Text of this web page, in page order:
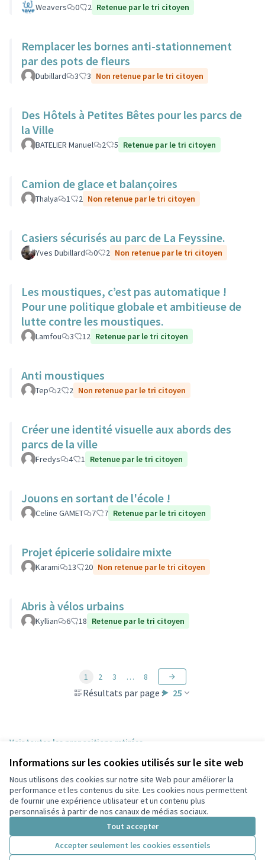
Informations sur les cookies utilisés sur le site web
Nous utilisons des cookies sur notre site Web pour améliorer la
performance et les contenus du site. Les cookies nous permettent
de fournir une expérience utilisateur et un contenu plus
personnalisés à partir de nos canaux de médias sociaux.
Tout accepter
Accepter seulement les cookies essentiels
Weavers 0 2 Retenue par le tri citoyen
Remplacer les bornes anti-stationnement
par des pots de fleurs
Dubillard 3 3 Non retenue par le tri citoyen
Des Hôtels à Petites Bêtes pour les parcs de
la Ville
BATELIER Manuel 2 5 Retenue par le tri citoyen
Camion de glace et balançoires
Thalya 1 2 Non retenue par le tri citoyen
Casiers sécurisés au parc de La Feyssine.
Yves Dubillard 0 2 Non retenue par le tri citoyen
Les moustiques, c’est pas automatique !
Pour une politique globale et ambitieuse de
lutte contre les moustiques.
Lamfou 3 12 Retenue par le tri citoyen
Anti moustiques
Tep 2 2 Non retenue par le tri citoyen
Créer une identité visuelle aux abords des
parcs de la ville
Fredys 4 1 Retenue par le tri citoyen
Jouons en sortant de l'école !
Celine GAMET 7 7 Retenue par le tri citoyen
Projet épicerie solidaire mixte
Karami 13 20 Non retenue par le tri citoyen
Abris à vélos urbains
Kyllian 6 18 Retenue par le tri citoyen
Résultats par page : 25
1 2 3 … 8
Voir toutes les propositions retirées
Conditions d'utilisation
Paramètres des cookies
Participez Villeurbanne sur X
(Lien externe)
Participez Villeurbanne sur Facebook
Participez Villeurbanne sur Instagram
Participez Villeurbanne sur YouTube
(Lien externe)
Licence
(Lien